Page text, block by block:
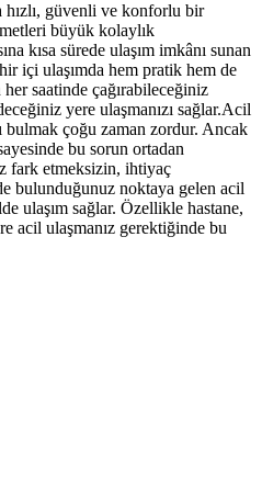
hızlı, güvenli ve konforlu bir
büyük kolaylık
kısa sürede ulaşım imkânı sunan
içi ulaşımda hem pratik hem de
saatinde çağırabileceğiniz
yere ulaşmanızı sağlar.Acil
bulmak çoğu zaman zordur. Ancak
bu sorun ortadan
fark etmeksizin, ihtiyaç
bulunduğunuz noktaya gelen acil
ulaşım sağlar. Özellikle hastane,
acil ulaşmanız gerektiğinde bu